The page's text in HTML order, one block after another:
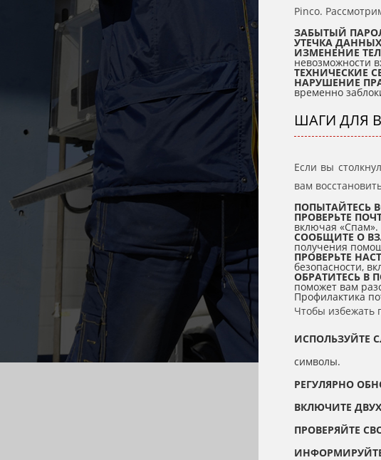
Pinco.
ЗАБЫТЫЙ
УТЕЧКА
ИЗМЕНЕНИЕ
невозможности
ТЕХНИЧЕСКИЕ
НАРУШЕНИЕ
временно
ШАГИ ДЛЯ
Если вы
вам
ПОПЫТАЙТЕСЬ
ПРОВЕРЬТЕ
включая «Спам».
СООБЩИТЕ О
получения
ПРОВЕРЬТЕ
безопасности,
ОБРАТИТЕСЬ В
поможет вам
Профилактика
Чтобы избежать
ИСПОЛЬЗУЙТЕ
символы.
РЕГУЛЯРНО
ВКЛЮЧИТЕ
ПРОВЕРЯЙТЕ